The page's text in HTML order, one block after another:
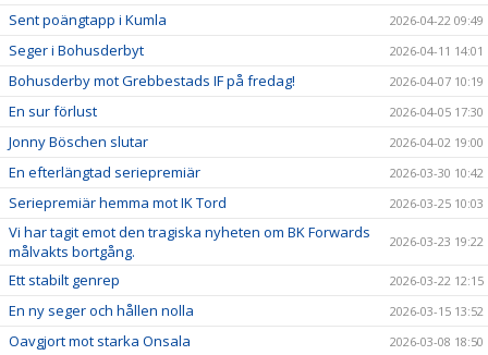
Sent poängtapp i Kumla 2026-04-22 09:49
Seger i Bohusderbyt 2026-04-11 14:01
Bohusderby mot Grebbestads IF på fredag! 2026-04-07 10:19
En sur förlust 2026-04-05 17:30
Jonny Böschen slutar 2026-04-02 19:00
En efterlängtad seriepremiär 2026-03-30 10:42
Seriepremiär hemma mot IK Tord 2026-03-25 10:03
Vi har tagit emot den tragiska nyheten om BK Forwards
målvakts bortgång.
2026-03-23 19:22
Ett stabilt genrep 2026-03-22 12:15
En ny seger och hållen nolla 2026-03-15 13:52
Oavgjort mot starka Onsala 2026-03-08 18:50